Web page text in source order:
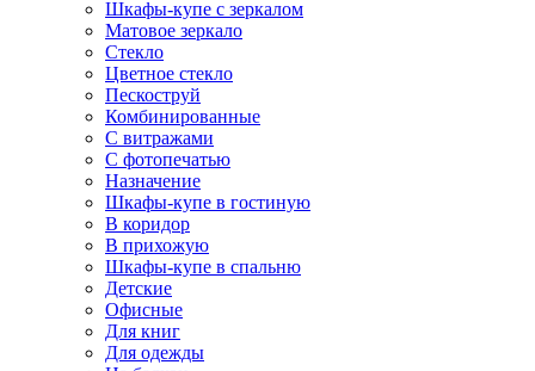
Шкафы-купе с зеркалом
Матовое зеркало
Стекло
Цветное стекло
Пескоструй
Комбинированные
С витражами
С фотопечатью
Назначение
Шкафы-купе в гостиную
В коридор
В прихожую
Шкафы-купе в спальню
Детские
Офисные
Для книг
Для одежды